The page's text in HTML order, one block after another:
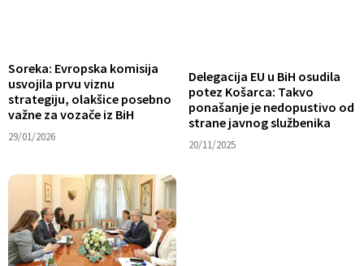
Soreka: Evropska komisija
usvojila prvu viznu
strategiju, olakšice posebno
važne za vozače iz BiH
29/01/2026
Delegacija EU u BiH osudila
potez Košarca: Takvo
ponašanje je nedopustivo od
strane javnog službenika
20/11/2025